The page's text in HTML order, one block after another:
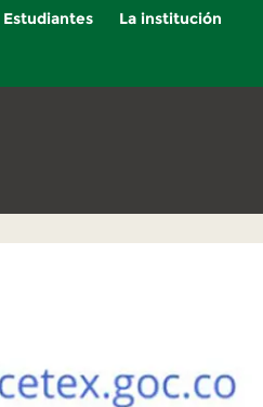
Estudiantes La institución